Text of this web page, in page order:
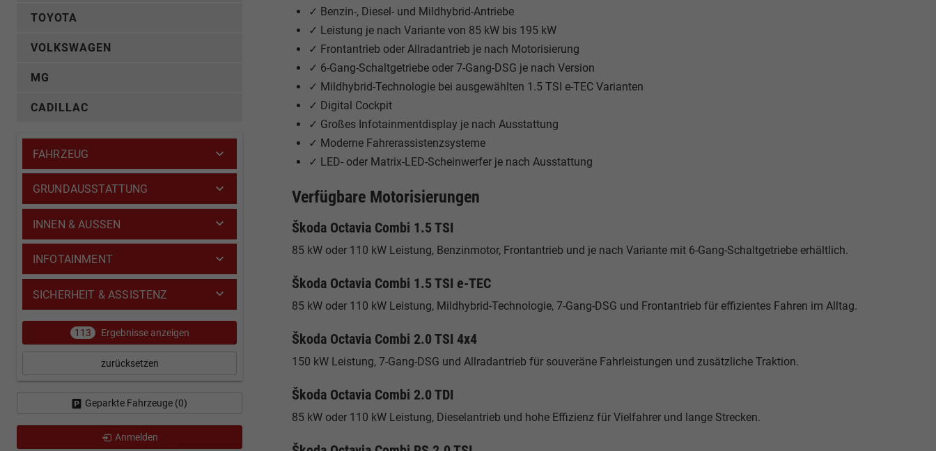
✓ Benzin-, Diesel- und Mildhybrid-Antriebe
✓ Leistung je nach Variante von 85 kW bis 195 kW
✓ Frontantrieb oder Allradantrieb je nach Motorisierung
✓ 6-Gang-Schaltgetriebe oder 7-Gang-DSG je nach Version
✓ Mildhybrid-Technologie bei ausgewählten 1.5 TSI e-TEC Varianten
✓ Digital Cockpit
✓ Großes Infotainmentdisplay je nach Ausstattung
✓ Moderne Fahrerassistenzsysteme
✓ LED- oder Matrix-LED-Scheinwerfer je nach Ausstattung
Verfügbare Motorisierungen
Škoda Octavia Combi 1.5 TSI
85 kW oder 110 kW Leistung, Benzinmotor, Frontantrieb und je nach Variante mit 6-Gang-Schaltgetriebe erhältlich.
Škoda Octavia Combi 1.5 TSI e-TEC
85 kW oder 110 kW Leistung, Mildhybrid-Technologie, 7-Gang-DSG und Frontantrieb für effizientes Fahren im Alltag.
Škoda Octavia Combi 2.0 TSI 4x4
150 kW Leistung, 7-Gang-DSG und Allradantrieb für souveräne Fahrleistungen und zusätzliche Traktion.
Škoda Octavia Combi 2.0 TDI
85 kW oder 110 kW Leistung, Dieselantrieb und hohe Effizienz für Vielfahrer und lange Strecken.
TOYOTA
VOLKSWAGEN
MG
CADILLAC
FAHRZEUG
GRUNDAUSSTATTUNG
INNEN & AUSSEN
INFOTAINMENT
SICHERHEIT & ASSISTENZ
113 Ergebnisse anzeigen
zurücksetzen
Geparkte Fahrzeuge (0)
Anmelden